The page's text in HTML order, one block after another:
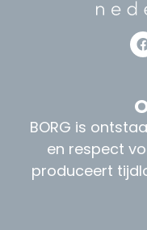
BORG is
en respect
produceert